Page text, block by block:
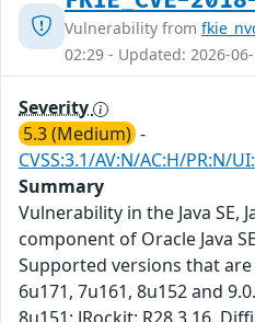
Vulnerability from
02:29 - Updated: 2026-
Severity
5.3 (Medium) -
CVSS:3.1/AV:N/AC:H/PR:N/
Summary
Vulnerability in the Java SE,
component of Oracle Java
Supported versions that are
6u171, 7u161, 8u152 and